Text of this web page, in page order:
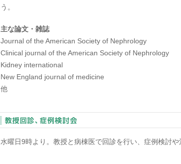
う。
主な論文・雑誌
Journal of the American Society of Nephrology
Clinical journal of the American Society of Nephrology
Kidney international
New England journal of medicine
他
水曜日9時より。教授と病棟医で回診を行い、症例検討や